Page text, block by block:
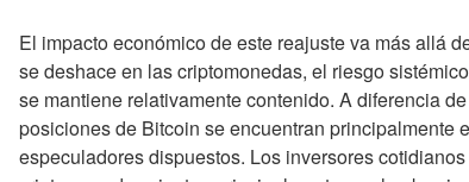
El impacto económico de este reajuste va más allá
se deshace en las criptomonedas, el riesgo
se mantiene relativamente contenido. A diferencia
posiciones de Bitcoin se encuentran
especuladores dispuestos. Los inversores